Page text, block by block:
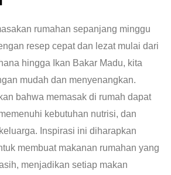
rumahan sepanjang minggu
resep cepat dan lezat mulai dari
hingga Ikan Bakar Madu, kita
mudah dan menyenangkan.
bahwa memasak di rumah dapat
kebutuhan nutrisi, dan
Inspirasi ini diharapkan
membuat makanan rumahan yang
menjadikan setiap makan